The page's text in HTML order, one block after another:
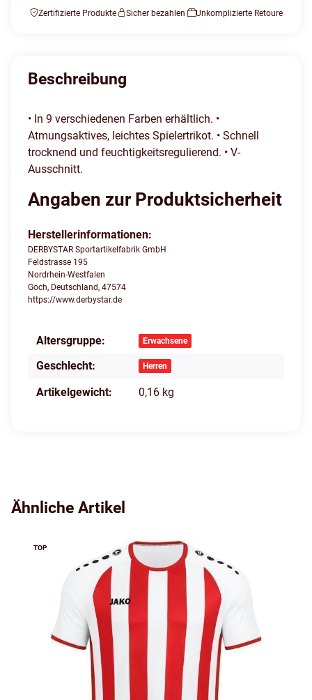
Zertifizierte Produkte Sicher bezahlen Unkomplizierte Retoure
Beschreibung
• In 9 verschiedenen Farben erhältlich. •
Atmungsaktives, leichtes Spielertrikot. • Schnell
trocknend und feuchtigkeitsregulierend. • V-
Ausschnitt.
Angaben zur Produktsicherheit
Herstellerinformationen:
DERBYSTAR Sportartikelfabrik GmbH
Feldstrasse 195
Nordrhein-Westfalen
Goch, Deutschland, 47574
https://www.derbystar.de
Produkteigenschaft
Wert
Altersgruppe: Erwachsene
Geschlecht: Herren
Artikelgewicht: 0,16 kg
Ähnliche Artikel
TOP